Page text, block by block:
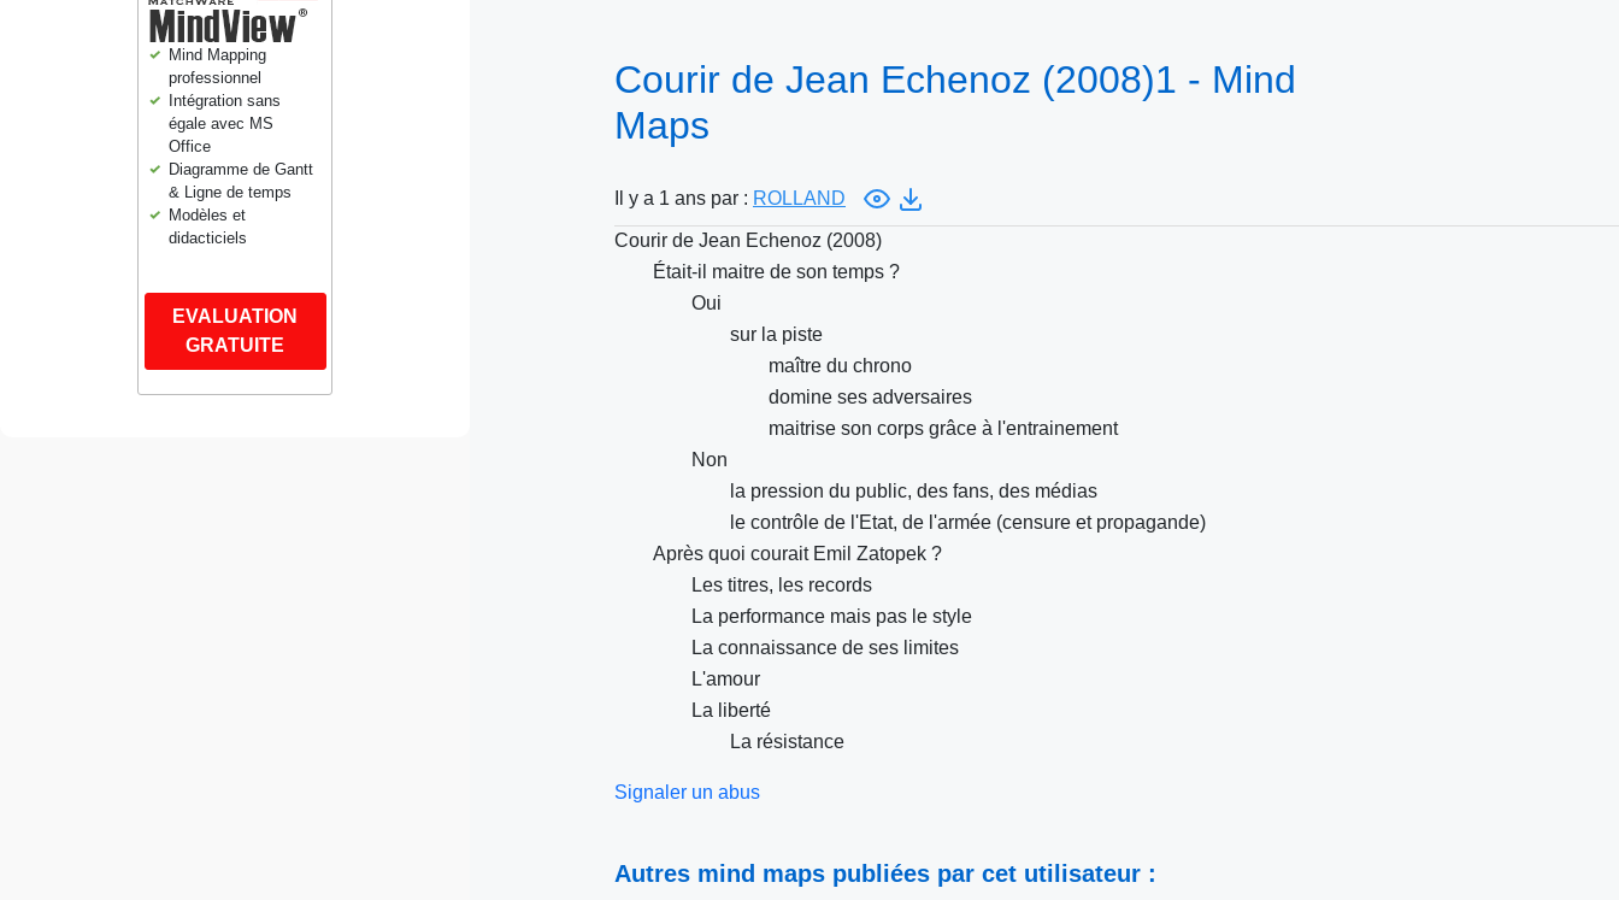
Mind Mapping
professionnel
Intégration sans
égale avec MS
Office
Diagramme de Gantt
& Ligne de temps
Modèles et
didacticiels
EVALUATION
GRATUITE
Courir de Jean Echenoz (2008)1 - Mind
Maps
Il y a 1 ans par : ROLLAND
Courir de Jean Echenoz (2008)
Était-il maitre de son temps ?
Oui
sur la piste
maître du chrono
domine ses adversaires
maitrise son corps grâce à l'entrainement
Non
la pression du public, des fans, des médias
le contrôle de l'Etat, de l'armée (censure et propagande)
Après quoi courait Emil Zatopek ?
Les titres, les records
La performance mais pas le style
La connaissance de ses limites
L'amour
La liberté
La résistance
Signaler un abus
Autres mind maps publiées par cet utilisateur :